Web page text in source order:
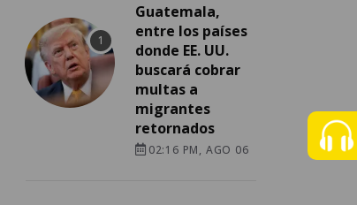
Guatemala,
entre los países
donde EE. UU.
buscará cobrar
multas a
migrantes
retornados
02:16 PM, AGO 06